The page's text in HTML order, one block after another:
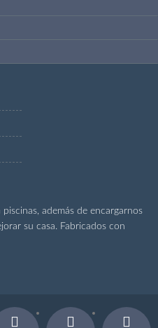
además de encargarnos
su casa. Fabricados con